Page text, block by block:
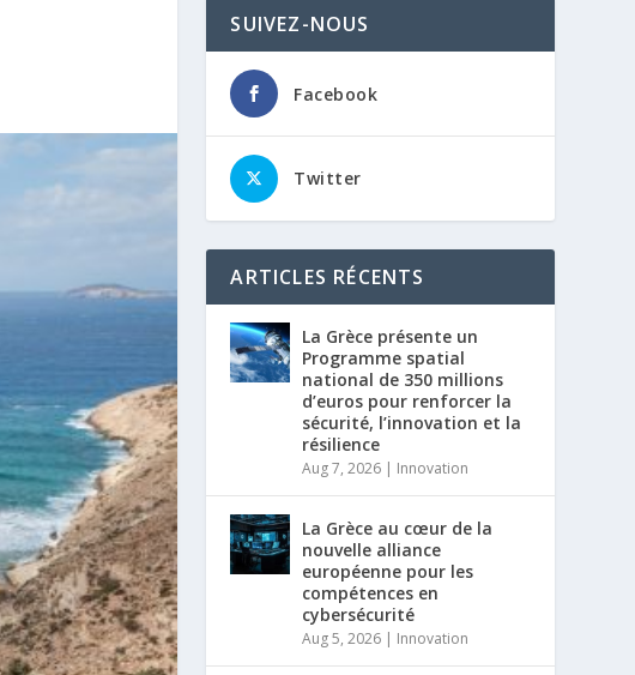
SUIVEZ-NOUS
Facebook
Twitter
ARTICLES RÉCENTS
La Grèce présente un
Programme spatial
national de 350 millions
d’euros pour renforcer la
sécurité, l’innovation et la
résilience
Aug 7, 2026 | Innovation
La Grèce au cœur de la
nouvelle alliance
européenne pour les
compétences en
cybersécurité
Aug 5, 2026 | Innovation